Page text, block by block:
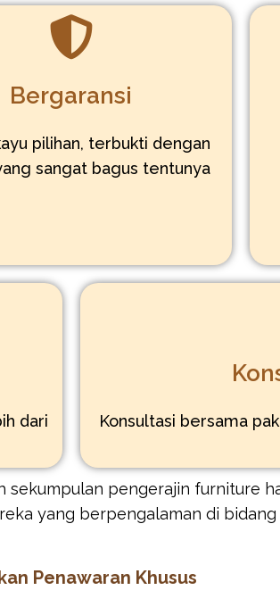
Bergaransi
pilihan, terbukti dengan
sangat bagus tentunya
dari
Konsultasi bersama
pengerajin furniture
yang berpengalaman di
Penawaran Khusus